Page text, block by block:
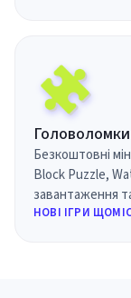
Головоломки
Безкоштовні
Block Puzzle,
завантаження
НОВІ ІГРИ